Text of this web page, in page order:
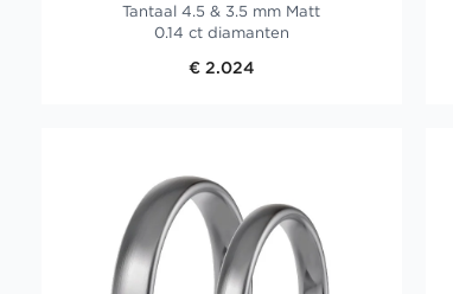
Tantaal 4.5 & 3.5 mm Matt
0.14 ct diamanten
€ 2.024